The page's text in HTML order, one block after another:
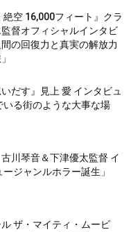
絶空 16,000フィート』クラ
督オフィシャルインタビ
の回復力と真実の解放力
いだす』見上 愛 インタビュ
いる街のような大事な場
古川琴音＆下津優太監督 イ
ジャンルホラー誕生」
ル ザ・マイティ・ムービ